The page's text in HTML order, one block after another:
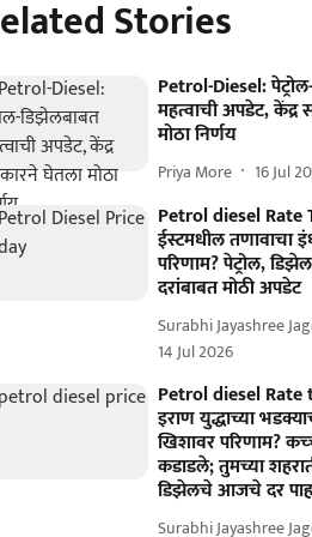
Stories
Petrol-Diesel:
महत्वाची अपडेट,
मोठा निर्णय
Priya More 16 Jul
Petrol diesel Rate
ईस्टमधील तणावाचा
परिणाम? पेट्रोल,
दरांबाबत मोठी अपडेट
Surabhi Jayashree
14 Jul 2026
Petrol diesel Rate
इराण युद्धाच्या
खिशावर परिणाम?
कडाडले; तुमच्या
डिझेलचे आजचे दर
Surabhi Jayashree